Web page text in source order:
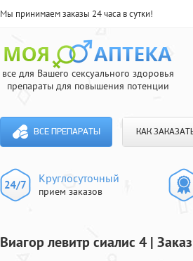
Мы принимаем заказы 24 часа в сутки!
все для Вашего сексуального здоровья
препараты для повышения потенции
ВСЕ ПРЕПАРАТЫ КАК
Круглосуточный
прием заказов
Виагор левитр сиалис 4 |